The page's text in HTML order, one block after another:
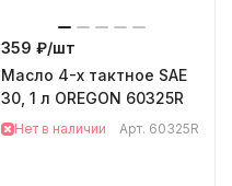
359 ₽/шт
Масло 4-х тактное SAE
30, 1 л OREGON 60325R
Нет в наличии Арт. 60325R